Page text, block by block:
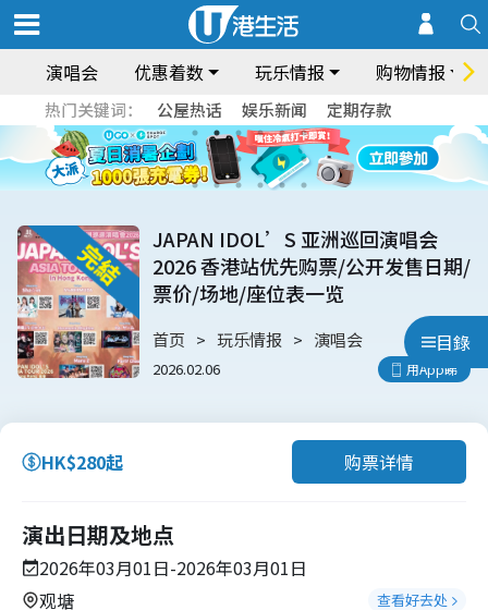
演唱会 优惠着数 玩乐情报 购物情报
热门关键词： 公屋热话 娱乐新闻 定期存款
目錄
JAPAN IDOL’S 亚洲巡回演唱会
2026 香港站优先购票/公开发售日期/
票价/场地/座位表一览
首页 玩乐情报 演唱会
2026.02.06 用App睇
HK$280起 购票详情
演出日期及地点
2026年03月01日-2026年03月01日
观塘
查看好去处